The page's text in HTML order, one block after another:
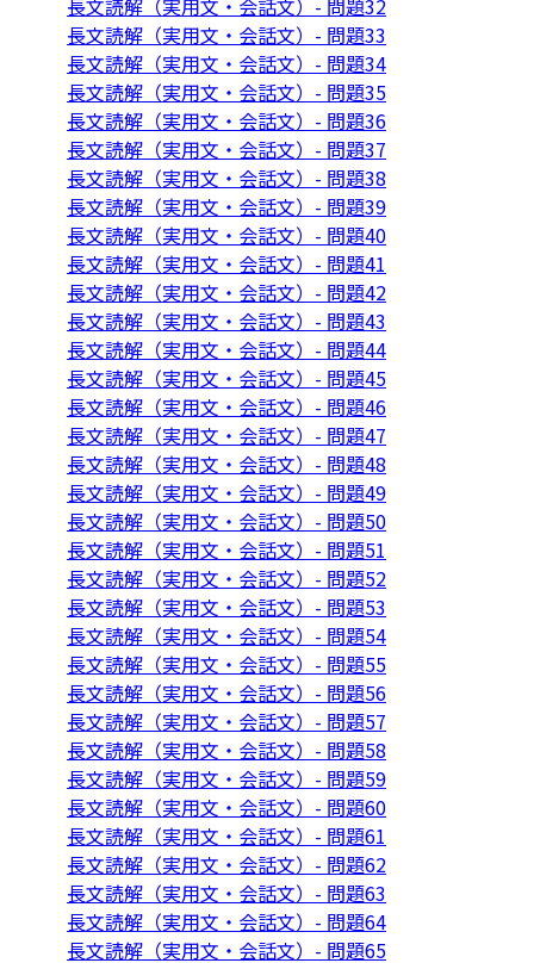
長文読解（実用文・会話文）- 問題32
長文読解（実用文・会話文）- 問題33
長文読解（実用文・会話文）- 問題34
長文読解（実用文・会話文）- 問題35
長文読解（実用文・会話文）- 問題36
長文読解（実用文・会話文）- 問題37
長文読解（実用文・会話文）- 問題38
長文読解（実用文・会話文）- 問題39
長文読解（実用文・会話文）- 問題40
長文読解（実用文・会話文）- 問題41
長文読解（実用文・会話文）- 問題42
長文読解（実用文・会話文）- 問題43
長文読解（実用文・会話文）- 問題44
長文読解（実用文・会話文）- 問題45
長文読解（実用文・会話文）- 問題46
長文読解（実用文・会話文）- 問題47
長文読解（実用文・会話文）- 問題48
長文読解（実用文・会話文）- 問題49
長文読解（実用文・会話文）- 問題50
長文読解（実用文・会話文）- 問題51
長文読解（実用文・会話文）- 問題52
長文読解（実用文・会話文）- 問題53
長文読解（実用文・会話文）- 問題54
長文読解（実用文・会話文）- 問題55
長文読解（実用文・会話文）- 問題56
長文読解（実用文・会話文）- 問題57
長文読解（実用文・会話文）- 問題58
長文読解（実用文・会話文）- 問題59
長文読解（実用文・会話文）- 問題60
長文読解（実用文・会話文）- 問題61
長文読解（実用文・会話文）- 問題62
長文読解（実用文・会話文）- 問題63
長文読解（実用文・会話文）- 問題64
長文読解（実用文・会話文）- 問題65